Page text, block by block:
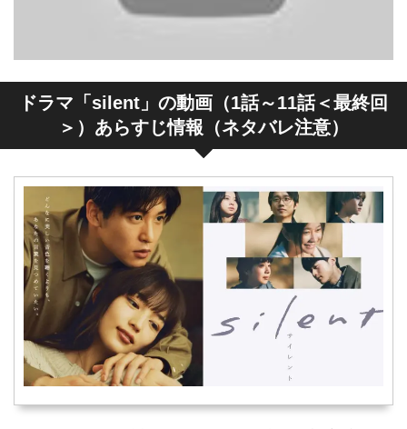
ドラマ「silent」の動画（1話～11話＜最終回
＞）あらすじ情報（ネタバレ注意）